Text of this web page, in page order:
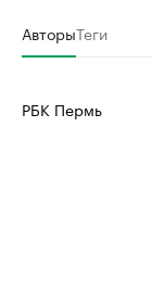
АвторыТеги
РБК Пермь